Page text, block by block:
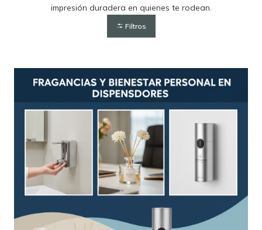
impresión duradera en quienes te rodean.
Filtros